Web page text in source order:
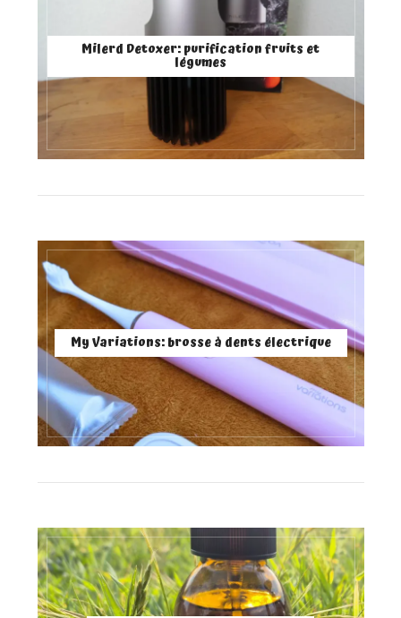
Milerd Detoxer: purification fruits et
légumes
My Variations: brosse à dents électrique